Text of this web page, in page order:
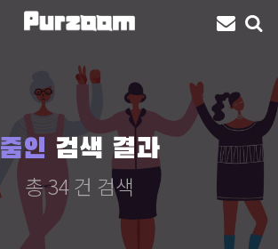
줌인 검색 결과
총 34 건 검색